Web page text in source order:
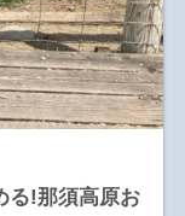
る!那須高原お